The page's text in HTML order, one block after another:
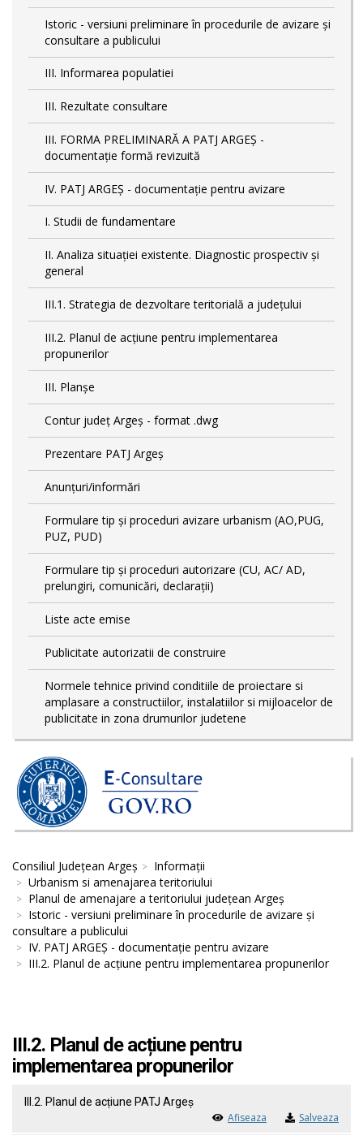
Istoric - versiuni preliminare în procedurile de avizare și
consultare a publicului
III. Informarea populatiei
III. Rezultate consultare
III. FORMA PRELIMINARĂ A PATJ ARGEȘ -
documentație formă revizuită
IV. PATJ ARGEȘ - documentație pentru avizare
I. Studii de fundamentare
II. Analiza situației existente. Diagnostic prospectiv și
general
III.1. Strategia de dezvoltare teritorială a județului
III.2. Planul de acțiune pentru implementarea
propunerilor
III. Planșe
Contur județ Argeș - format .dwg
Prezentare PATJ Argeș
Anunțuri/informări
Formulare tip și proceduri avizare urbanism (AO,PUG,
PUZ, PUD)
Formulare tip și proceduri autorizare (CU, AC/ AD,
prelungiri, comunicări, declarații)
Liste acte emise
Publicitate autorizatii de construire
Normele tehnice privind conditiile de proiectare si
amplasare a constructiilor, instalatiilor si mijloacelor de
publicitate in zona drumurilor judetene
Consiliul Județean Argeș
Informații
Urbanism si amenajarea teritoriului
Planul de amenajare a teritoriului județean Argeș
Istoric - versiuni preliminare în procedurile de avizare și
consultare a publicului
IV. PATJ ARGEȘ - documentație pentru avizare
III.2. Planul de acțiune pentru implementarea propunerilor
III.2. Planul de acțiune pentru
implementarea propunerilor
III.2. Planul de acțiune PATJ Argeș
Afiseaza Salveaza